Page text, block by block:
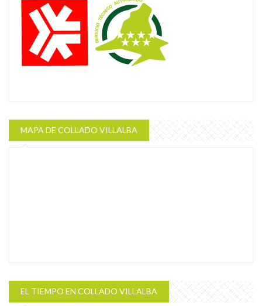
MAPA DE COLLADO VILLALBA
EL TIEMPO EN COLLADO VILLALBA